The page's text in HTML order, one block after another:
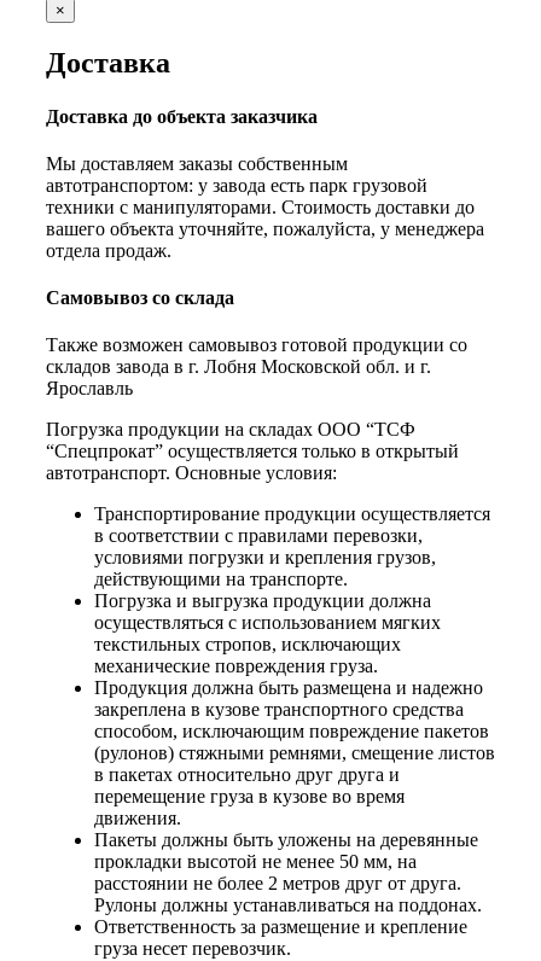
×
Доставка
Доставка до объекта заказчика
Мы доставляем заказы собственным
автотранспортом: у завода есть парк грузовой
техники с манипуляторами. Стоимость доставки до
вашего объекта уточняйте, пожалуйста, у менеджера
отдела продаж.
Самовывоз со склада
Также возможен самовывоз готовой продукции со
складов завода в г. Лобня Московской обл. и г.
Ярославль
Погрузка продукции на складах ООО “ТСФ
“Спецпрокат” осуществляется только в открытый
автотранспорт. Основные условия:
Транспортирование продукции осуществляется
в соответствии с правилами перевозки,
условиями погрузки и крепления грузов,
действующими на транспорте.
Погрузка и выгрузка продукции должна
осуществляться с использованием мягких
текстильных стропов, исключающих
механические повреждения груза.
Продукция должна быть размещена и надежно
закреплена в кузове транспортного средства
способом, исключающим повреждение пакетов
(рулонов) стяжными ремнями, смещение листов
в пакетах относительно друг друга и
перемещение груза в кузове во время
движения.
Пакеты должны быть уложены на деревянные
прокладки высотой не менее 50 мм, на
расстоянии не более 2 метров друг от друга.
Рулоны должны устанавливаться на поддонах.
Ответственность за размещение и крепление
груза несет перевозчик.